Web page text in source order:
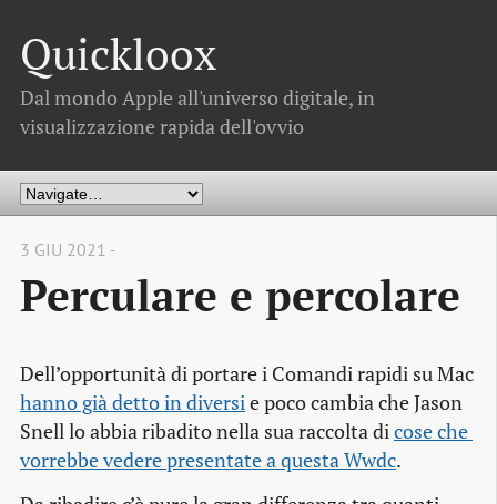
Quickloox
Dal mondo Apple all'universo digitale, in
visualizzazione rapida dell'ovvio
3 GIU 2021 -
Perculare e percolare
Dell’opportunità di portare i Comandi rapidi su Mac
hanno già detto in diversie poco cambia che Jason
Snell lo abbia ribadito nella sua raccolta dicose che
vorrebbe vedere presentate a questa Wwdc.